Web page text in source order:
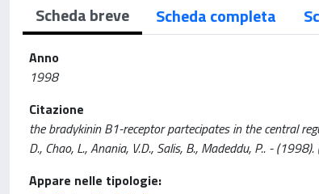
Scheda breve Scheda completa
Anno
1998
Citazione
the bradykinin B1-receptor partecipates in the central
D., Chao, L., Anania, V.D., Salis, B., Madeddu, P.. -
Appare nelle tipologie: